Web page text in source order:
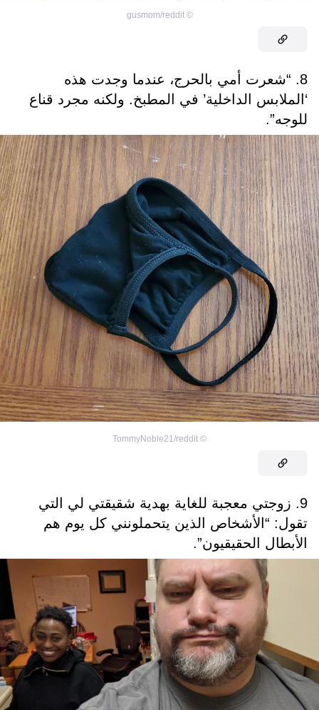
©
gusmom/reddit
8. “شعرت أمي بالحرج، عندما وجدت هذه
‘الملابس الداخلية’ في المطبخ. ولكنه مجرد قناع
للوجه”.
©
TommyNoble21/reddit
9. زوجتي معجبة للغاية بهدية شقيقتي لي التي
تقول: “الأشخاص الذين يتحملونني كل يوم هم
الأبطال الحقيقيون”.